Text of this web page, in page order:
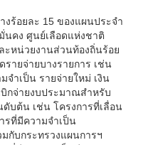
ร้อยละ 15 ของแผนประจำ
คง ศูนย์เลือดแห่งชาติ
ะหน่วยงานส่วนท้องถิ่นร้อย
ายจ่ายบางรายการ เช่น
จำเป็น รายจ่ายใหม่ เงิน
กจ่ายงบประมาณสำหรับ
บต้น เช่น โครงการที่เลื่อน
รที่มีความจำเป็น
กับกระทรวงแผนการฯ